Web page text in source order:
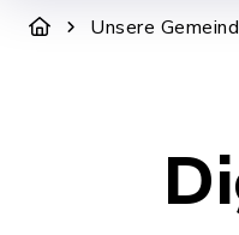
Unsere